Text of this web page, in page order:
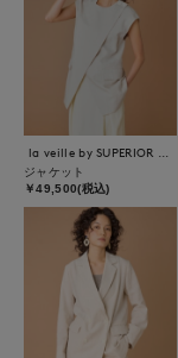
ジャケット
￥49,500(税込)